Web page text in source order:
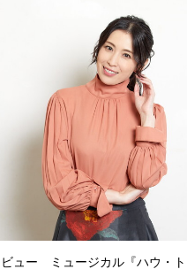
ュー ミュージカル『ハウ・